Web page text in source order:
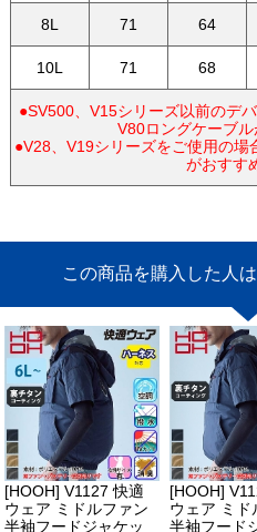
8L 71 64
10L 71 68
●SV500、V15シリーズ以前のデ
V80ロングケーブル
●V28、V19シリーズをご使用の
がおすす
この商品を購入した人
[HOOH] V1127 快適
ウェア ミドルファン
半袖フードジャケッ
[HOOH]
ウェア ミド
半袖フード